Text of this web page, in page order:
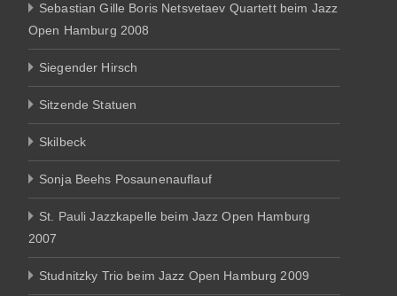
Sebastian Gille Boris Netsvetaev Quartett beim Jazz
Open Hamburg 2008
Siegender Hirsch
Sitzende Statuen
Skilbeck
Sonja Beehs Posaunenauflauf
St. Pauli Jazzkapelle beim Jazz Open Hamburg
2007
Studnitzky Trio beim Jazz Open Hamburg 2009